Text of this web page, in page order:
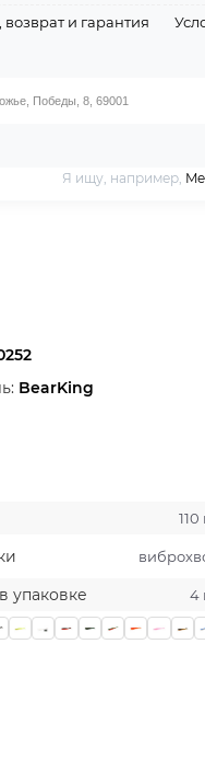
и гарантия
Победы, 8, 69001
Я ищу, например,
BearKing
упаковке 4